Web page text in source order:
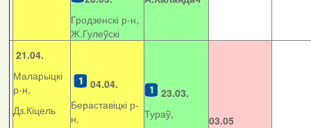
Гродзенскі р-н,
Ж.Гулеўскі
21.04.
Маларыцкі
р-н,
Дз.Кіцель
04.04.
Бераставіцкі р-
н,
23.03.
Тураў,
03.05